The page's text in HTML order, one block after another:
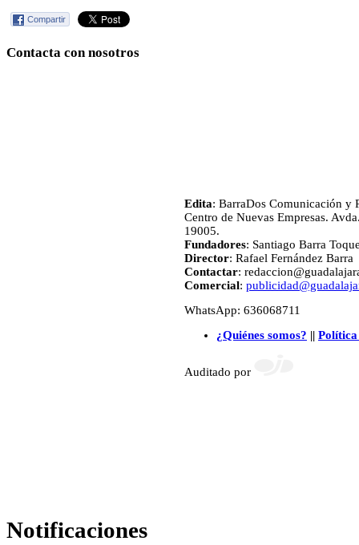
Compartir
Contacta con nosotros
Edita: BarraDos Comunicación y
Centro de Nuevas Empresas.
19005.
Fundadores: Santiago Barra
Director: Rafael Fernández Barra
Contactar:
Comercial:
WhatsApp: 636068711
¿Quiénes somos? || Política
Auditado por
Notificaciones